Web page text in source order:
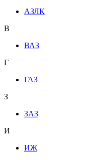
АЗЛК
В
ВАЗ
Г
ГАЗ
З
ЗАЗ
И
ИЖ